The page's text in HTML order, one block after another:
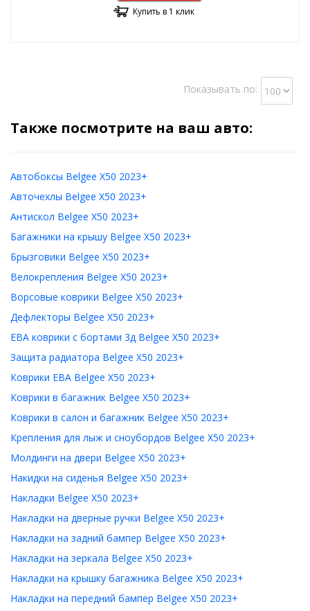
Купить в 1 клик
Показывать по:
Также посмотрите на ваш авто:
Автобоксы Belgee X50 2023+
Авточехлы Belgee X50 2023+
Антискол Belgee X50 2023+
Багажники на крышу Belgee X50 2023+
Брызговики Belgee X50 2023+
Велокрепления Belgee X50 2023+
Ворсовые коврики Belgee X50 2023+
Дефлекторы Belgee X50 2023+
ЕВА коврики с бортами 3д Belgee X50 2023+
Защита радиатора Belgee X50 2023+
Коврики ЕВА Belgee X50 2023+
Коврики в багажник Belgee X50 2023+
Коврики в салон и багажник Belgee X50 2023+
Крепления для лыж и сноубордов Belgee X50 2023+
Молдинги на двери Belgee X50 2023+
Накидки на сиденья Belgee X50 2023+
Накладки Belgee X50 2023+
Накладки на дверные ручки Belgee X50 2023+
Накладки на задний бампер Belgee X50 2023+
Накладки на зеркала Belgee X50 2023+
Накладки на крышку багажника Belgee X50 2023+
Накладки на передний бампер Belgee X50 2023+